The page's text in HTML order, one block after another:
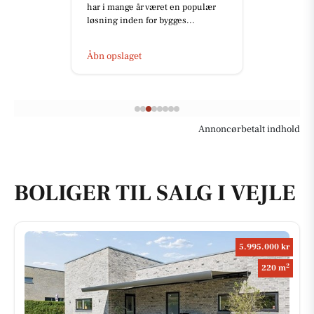
har i mange år været en populær
løsning inden for bygges...
Åbn opslaget
Annoncørbetalt indhold
BOLIGER TIL SALG I VEJLE
5.995.000 kr
220 m2